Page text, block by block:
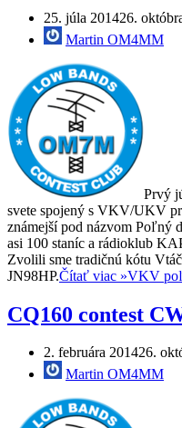
25. júla 201426.
Martin OM4MM
Prvý
svete spojený s VKV/UKV
známejší pod názvom Poľný
asi 100 staníc a rádioklub
Zvolili sme tradičnú kótu
JN98HP.Čítať viac »VKV
CQ160 contest
2. februára 201426.
Martin OM4MM